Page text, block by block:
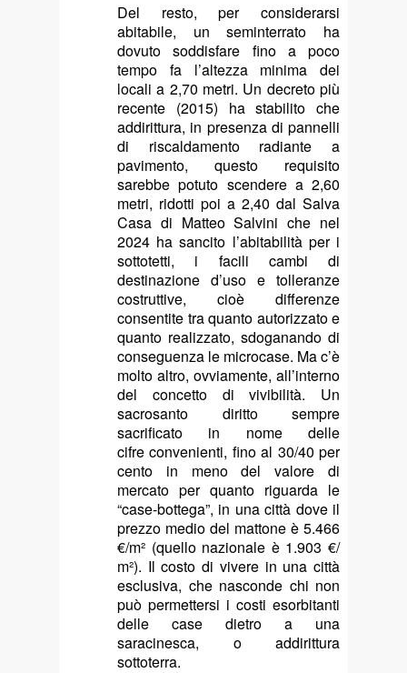
Del resto, per considerarsi
abitabile, un seminterrato ha
dovuto soddisfare fino a poco
tempo fa l’altezza minima dei
locali a 2,70 metri. Un decreto più
recente (2015) ha stabilito che
addirittura, in presenza di pannelli
di riscaldamento radiante a
pavimento, questo requisito
sarebbe potuto scendere a 2,60
metri, ridotti poi a 2,40 dal Salva
Casa di Matteo Salvini che nel
2024 ha sancito l’abitabilità per i
sottotetti, i facili cambi di
destinazione d’uso e tolleranze
costruttive, cioè differenze
consentite tra quanto autorizzato e
quanto realizzato, sdoganando di
conseguenza le microcase. Ma c’è
molto altro, ovviamente, all’interno
del concetto di vivibilità. Un
sacrosanto diritto sempre
sacrificato in nome delle
cifre convenienti, fino al 30/40 per
cento in meno del valore di
mercato per quanto riguarda le
“case-bottega”, in una città dove il
prezzo medio del mattone è 5.466
€/m² (quello nazionale è 1.903 €/
m²). Il costo di vivere in una città
esclusiva, che nasconde chi non
può permettersi i costi esorbitanti
delle case dietro a una
saracinesca, o addirittura
sottoterra.